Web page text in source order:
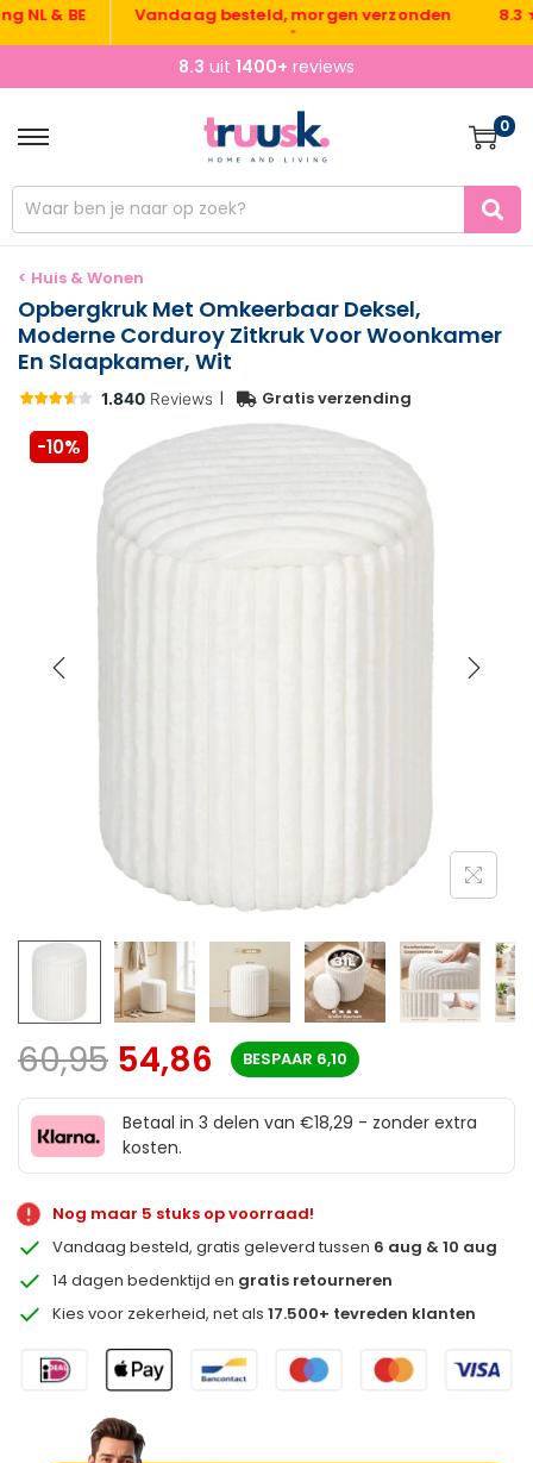
BE Vandaag besteld, morgen verzonden 8.3 ★ uit
8.3 uit 1400+ reviews
0
< Huis & Wonen
Opbergkruk Met Omkeerbaar Deksel,
Moderne Corduroy Zitkruk Voor Woonkamer
En Slaapkamer, Wit
| Gratis verzending
-10%
60,95 54,86 BESPAAR 6,10
Betaal in 3 delen van €18,29 - zonder extra
kosten.
Nog maar 5 stuks op voorraad!
Vandaag besteld, gratis geleverd tussen 6 aug & 10 aug
14 dagen bedenktijd en gratis retourneren
Kies voor zekerheid, net als17.500+ tevreden klanten